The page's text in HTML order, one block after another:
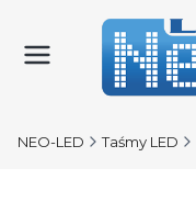
NEO-LED Taśmy LED